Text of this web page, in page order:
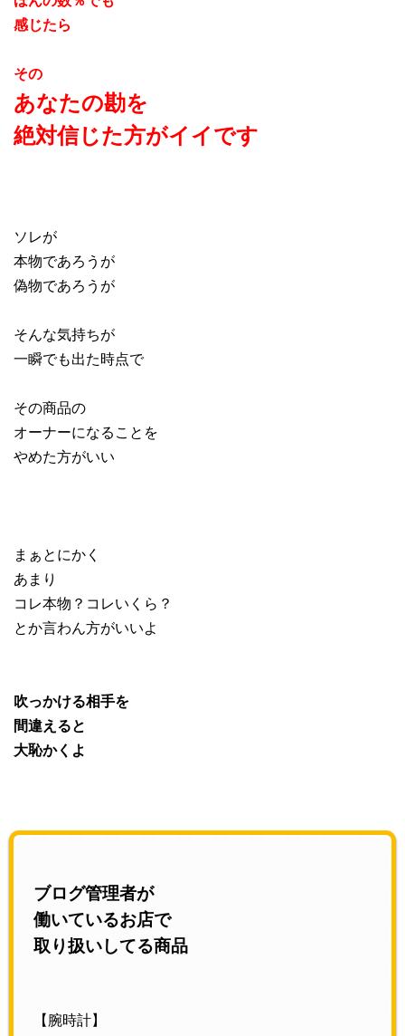
感じたら
その
あなたの勘を
絶対信じた方がイイです
ソレが
本物であろうが
偽物であろうが
そんな気持ちが
一瞬でも出た時点で
その商品の
オーナーになることを
やめた方がいい
まぁとにかく
あまり
コレ本物？コレいくら？
とか言わん方がいいよ
吹っかける相手を
間違えると
大恥かくよ
ブログ管理者が
働いているお店で
取り扱いしてる商品
【腕時計】